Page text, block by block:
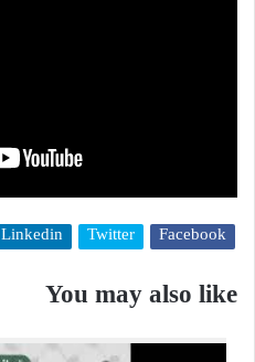
Facebook
Twitter
Linkedin
You may also like